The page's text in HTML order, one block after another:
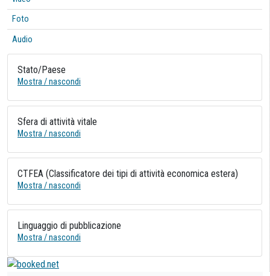
Foto
Audio
Stato/Paese
Mostra / nascondi
Sfera di attività vitale
Mostra / nascondi
CTFEA (Classificatore dei tipi di attività economica estera)
Mostra / nascondi
Linguaggio di pubblicazione
Mostra / nascondi